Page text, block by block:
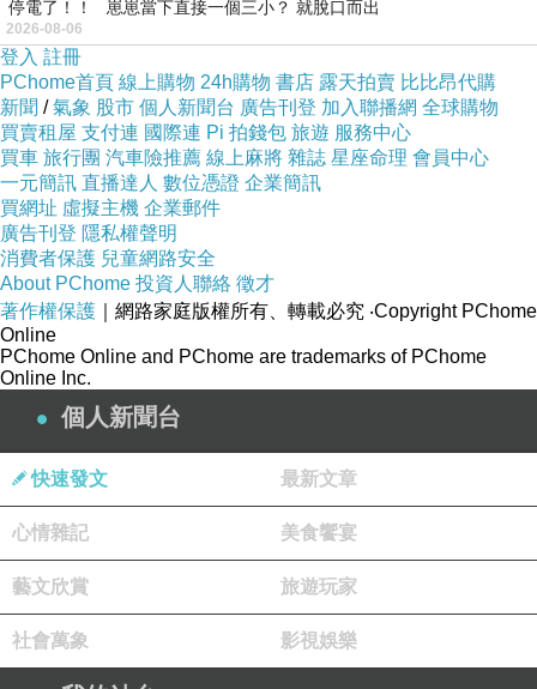
思想的精髓，從明天起，試著接受當下最真實的自己，以
更積極的心態面對各種事物！
［作者介紹］
SANRIO
SANRIO三麗鷗 自1960年在日本創社以來，以Social
Communication為企業宗旨，透過溝通、禮物、分享，為人
們創造出無數的歡樂、喜悅的Character明星。
［句子摘錄］
真誠的心必定能將你的心意傳達出去。並且，隨之改
變你的命運。
無論是什麼樣的經驗，都將連繫著你的未來。
當你不知道如何是好而滯步不前時，就選擇勇敢的那
條路吧！
試著愛上人生吧！這麼一來，人生對你而言才會成為
希望。
真心，就是獲得想要之物的魔杖。
知道誰是你最棘手之敵嗎？那就是你自己。
停電了！！ 崽崽當下直接一個三小？ 就脫口而出
2026-08-06
登入 註冊
PChome首頁 線上購物 24h購物 書店 露天拍賣 比比昂代購
新聞 /氣象 股市 個人新聞台 廣告刊登 加入聯播網 全球購物
買賣租屋 支付連 國際連 Pi 拍錢包 旅遊 服務中心
買車 旅行團 汽車險推薦 線上麻將 雜誌 星座命理 會員中心
一元簡訊 直播達人 數位憑證 企業簡訊
買網址 虛擬主機 企業郵件
廣告刊登 隱私權聲明
消費者保護 兒童網路安全
About PChome 投資人聯絡 徵才
著作權保護 ｜網路家庭版權所有、轉載必究 ‧Copyright PChome
Online
PChome Online and PChome are trademarks of PChome
Online Inc.
個人新聞台
快速發文 最新文章
心情雜記 美食饗宴
藝文欣賞 旅遊玩家
社會萬象 影視娛樂